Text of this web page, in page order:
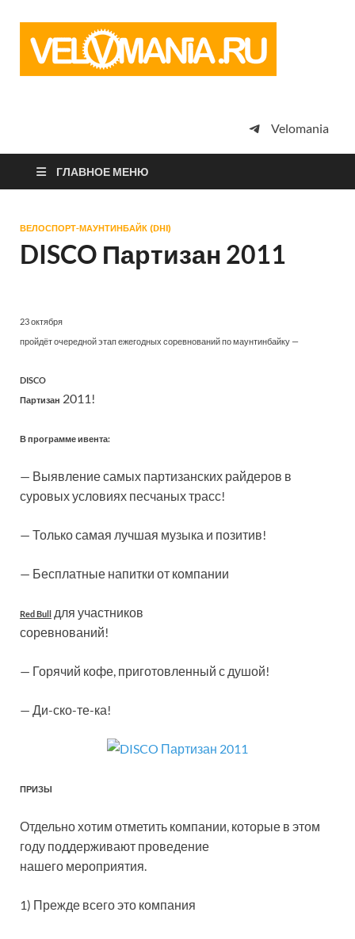
просто
Velomania
ГЛАВНОЕ МЕНЮ
ВЕЛОСПОРТ-МАУНТИНБАЙК (DHI)
DISCO Партизан 2011
23 октября
пройдёт очередной этап ежегодных соревнований по маунтинбайку —
DISCO
Партизан 2011!
В программе ивента:
— Выявление самых партизанских райдеров в
суровых условиях песчаных трасс!
— Только самая лучшая музыка и позитив!
— Бесплатные напитки от компании
Red Bull для участников
соревнований!
— Горячий кофе, приготовленный с душой!
— Ди-ско-те-ка!
ПРИЗЫ
Отдельно хотим отметить компании, которые в этом
году поддерживают проведение
нашего мероприятия.
1) Прежде всего это компания